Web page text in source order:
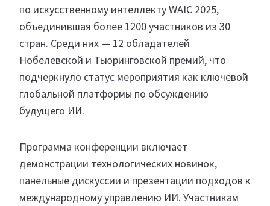
по искусственному интеллекту WAIC 2025,
объединившая более 1200 участников из 30
стран. Среди них — 12 обладателей
Нобелевской и Тьюринговской премий, что
подчеркнуло статус мероприятия как ключевой
глобальной платформы по обсуждению
будущего ИИ.
Программа конференции включает
демонстрации технологических новинок,
панельные дискуссии и презентации подходов к
международному управлению ИИ. Участникам